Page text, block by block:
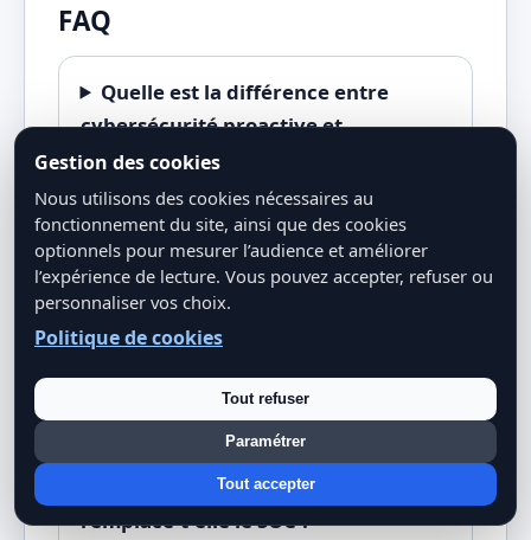
FAQ
Quelle est la différence entre
cybersécurité proactive et
préemptive ?
Quels sont les meilleurs outils de
cybersécurité préemptive en 2026 ?
cybersécurité préemptive ?
La cybersécurité préemptive
remplace-t-elle le SOC ?
Gestion des cookies
Nous utilisons des cookies nécessaires au
fonctionnement du site, ainsi que des cookies
optionnels pour mesurer l’audience et améliorer
l’expérience de lecture. Vous pouvez accepter, refuser ou
personnaliser vos choix.
Politique de cookies
Tout refuser
Paramétrer
Tout accepter